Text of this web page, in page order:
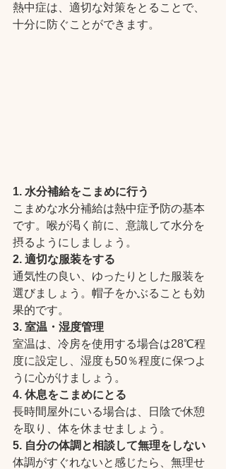
熱中症は、適切な対策をとることで、
十分に防ぐことができます。
1. 水分補給をこまめに行う
こまめな水分補給は熱中症予防の基本
です。喉が渇く前に、意識して水分を
摂るようにしましょう。
2. 適切な服装をする
通気性の良い、ゆったりとした服装を
選びましょう。帽子をかぶることも効
果的です。
3. 室温・湿度管理
室温は、冷房を使用する場合は28℃程
度に設定し、湿度も50％程度に保つよ
うに心がけましょう。
4. 休息をこまめにとる
長時間屋外にいる場合は、日陰で休憩
を取り、体を休ませましょう。
5. 自分の体調と相談して無理をしない
体調がすぐれないと感じたら、無理せ